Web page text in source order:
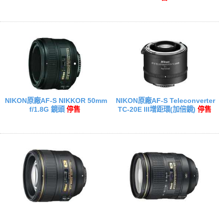
NIKON原廠AF-S NIKKOR 50mm
f/1.8G 鏡頭 停售
NIKON原廠AF-S Teleconverter
TC-20E III增距環(加倍鏡) 停售